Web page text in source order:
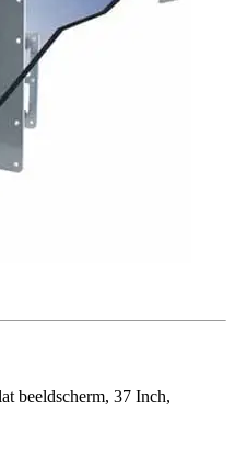
beeldscherm, 37 Inch,